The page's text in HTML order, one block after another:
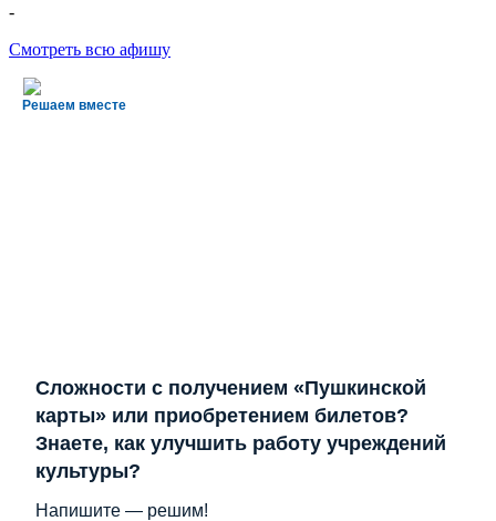
-
Смотреть всю афишу
Решаем вместе
Сложности с получением «Пушкинской
карты» или приобретением билетов?
Знаете, как улучшить работу учреждений
культуры?
Напишите — решим!